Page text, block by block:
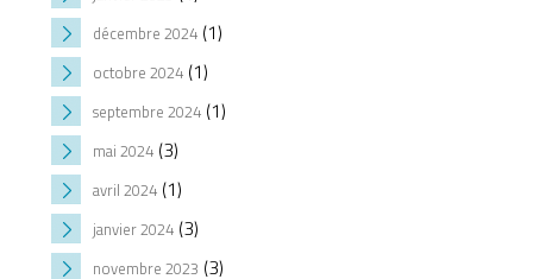
décembre 2024(1)
octobre 2024(1)
septembre 2024(1)
mai 2024(3)
avril 2024(1)
janvier 2024(3)
novembre 2023 (3)